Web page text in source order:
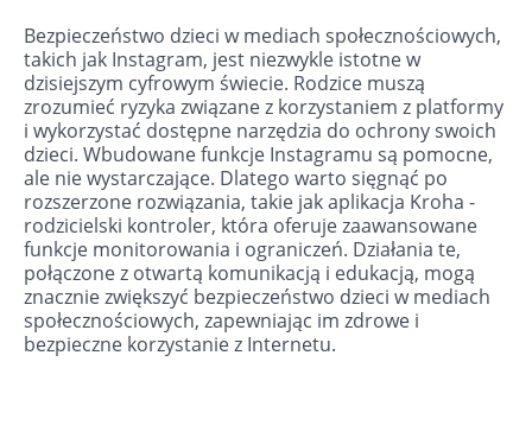
Bezpieczeństwo dzieci w mediach społecznościowych,
takich jak Instagram, jest niezwykle istotne w
dzisiejszym cyfrowym świecie. Rodzice muszą
zrozumieć ryzyka związane z korzystaniem z platformy
i wykorzystać dostępne narzędzia do ochrony swoich
dzieci. Wbudowane funkcje Instagramu są pomocne,
ale nie wystarczające. Dlatego warto sięgnąć po
rozszerzone rozwiązania, takie jak aplikacja Kroha -
rodzicielski kontroler, która oferuje zaawansowane
funkcje monitorowania i ograniczeń. Działania te,
połączone z otwartą komunikacją i edukacją, mogą
znacznie zwiększyć bezpieczeństwo dzieci w mediach
społecznościowych, zapewniając im zdrowe i
bezpieczne korzystanie z Internetu.